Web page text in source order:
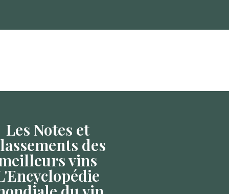
Les Notes et
des
vins